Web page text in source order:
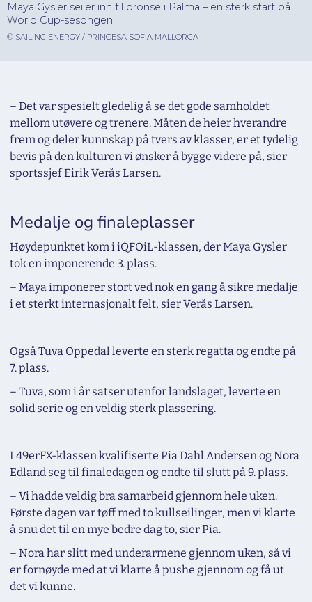
Maya Gysler seiler inn til bronse i Palma – en sterk start på
World Cup-sesongen
© SAILING ENERGY / PRINCESA SOFÍA MALLORCA
– Det var spesielt gledelig å se det gode samholdet
mellom utøvere og trenere. Måten de heier hverandre
frem og deler kunnskap på tvers av klasser, er et tydelig
bevis på den kulturen vi ønsker å bygge videre på, sier
sportssjef Eirik Verås Larsen.
Medalje og finaleplasser
Høydepunktet kom i iQFOiL-klassen, der Maya Gysler
tok en imponerende 3. plass.
– Maya imponerer stort ved nok en gang å sikre medalje
i et sterkt internasjonalt felt, sier Verås Larsen.
Også Tuva Oppedal leverte en sterk regatta og endte på
7. plass.
– Tuva, som i år satser utenfor landslaget, leverte en
solid serie og en veldig sterk plassering.
I 49erFX-klassen kvalifiserte Pia Dahl Andersen og Nora
Edland seg til finaledagen og endte til slutt på 9. plass.
– Vi hadde veldig bra samarbeid gjennom hele uken.
Første dagen var tøff med to kullseilinger, men vi klarte
å snu det til en mye bedre dag to, sier Pia.
– Nora har slitt med underarmene gjennom uken, så vi
er fornøyde med at vi klarte å pushe gjennom og få ut
det vi kunne.